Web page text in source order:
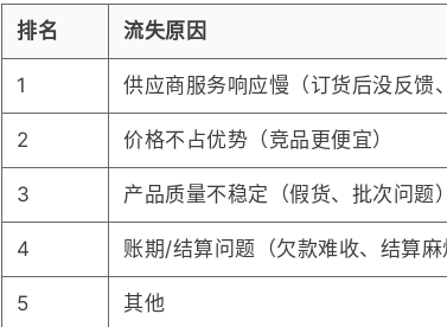
排名 流失原因
1 供应商服务响应慢（订货后没反馈
2 价格不占优势（竞品更便宜）
3 产品质量不稳定（假货、批次问题）
4 账期/结算问题（欠款难收、结算麻
5 其他